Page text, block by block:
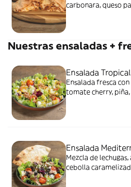
carbonara, queso
Nuestras ensaladas +
Ensalada Tropical
Ensalada fresca
tomate cherry,
Ensalada
Mezcla de
cebolla